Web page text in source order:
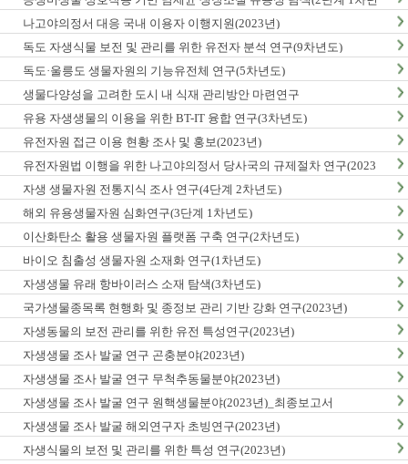
도)
나고야의정서 대응 국내 이용자 이행지원(2023년)
독도 자생식물 보전 및 관리를 위한 유전자 분석 연구(9차년도)
독도·울릉도 생물자원의 기능유전체 연구(5차년도)
생물다양성을 고려한 도시 내 식재 관리방안 마련연구
유용 자생생물의 이용을 위한 BT-IT 융합 연구(3차년도)
유전자원 접근 이용 현황 조사 및 홍보(2023년)
유전자원법 이행을 위한 나고야의정서 당사국의 규제절차 연구(2023
년)
자생 생물자원 전통지식 조사 연구(4단계 2차년도)
해외 유용생물자원 심화연구(3단계 1차년도)
이산화탄소 활용 생물자원 플랫폼 구축 연구(2차년도)
바이오 침출성 생물자원 소재화 연구(1차년도)
자생생물 유래 항바이러스 소재 탐색(3차년도)
국가생물종목록 현행화 및 종정보 관리 기반 강화 연구(2023년)
자생동물의 보전 관리를 위한 유전 특성연구(2023년)
자생생물 조사 발굴 연구 곤충분야(2023년)
자생생물 조사 발굴 연구 무척추동물분야(2023년)
자생생물 조사 발굴 연구 원핵생물분야(2023년)_최종보고서
자생생물 조사 발굴 해외연구자 초빙연구(2023년)
자생식물의 보전 및 관리를 위한 특성 연구(2023년)